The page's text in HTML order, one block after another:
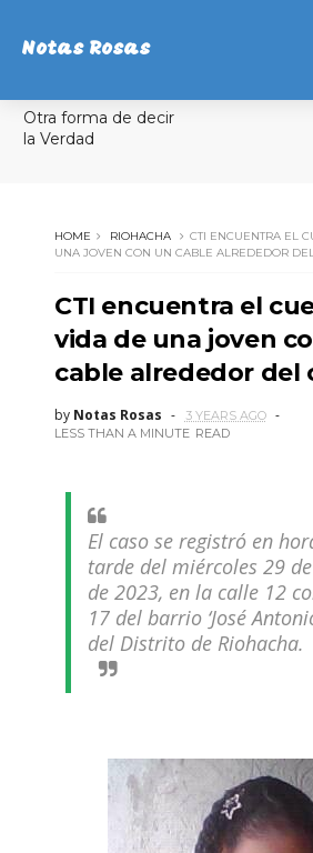
Notas Rosas
Otra forma de decir
la Verdad
HOME RIOHACHA
CTI ENCUENTRA EL
UNA JOVEN CON UN CABLE ALREDEDOR
CTI encuentra el
vida de una joven
cable alrededor del
by Notas Rosas
3 YEARS AGO
LESS THAN A MINUTE READ
El caso se registró en
tarde del miércoles 29
de 2023, en la calle 12
17 del barrio ‘José
del Distrito de Riohacha.